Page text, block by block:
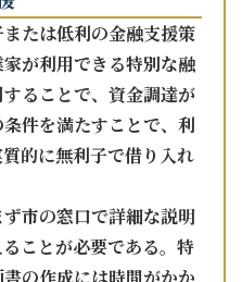
たは低利の金融支援策
が利用できる特別な融
ることで、資金調達が
件を満たすことで、利
的に無利子で借り入れ
市の窓口で詳細な説明
ことが必要である。特